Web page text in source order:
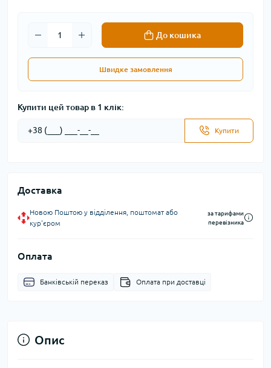
До кошика
Швидке замовлення
Купити цей товар в 1 клік:
Купити
Доставка
Новою Поштою у відділення, поштомат або
кур'єром
за тарифами
перевізника
Оплата
Банківській переказ Оплата при доставці
Опис